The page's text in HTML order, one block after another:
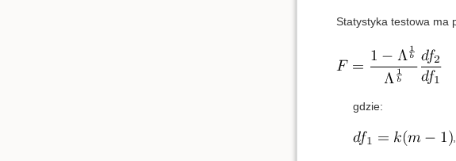
Statystyka testowa ma
gdzie:
,